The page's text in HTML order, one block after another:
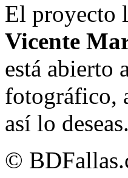
El proyecto
Vicente
está abierto
fotográfico,
así lo deseas.
©